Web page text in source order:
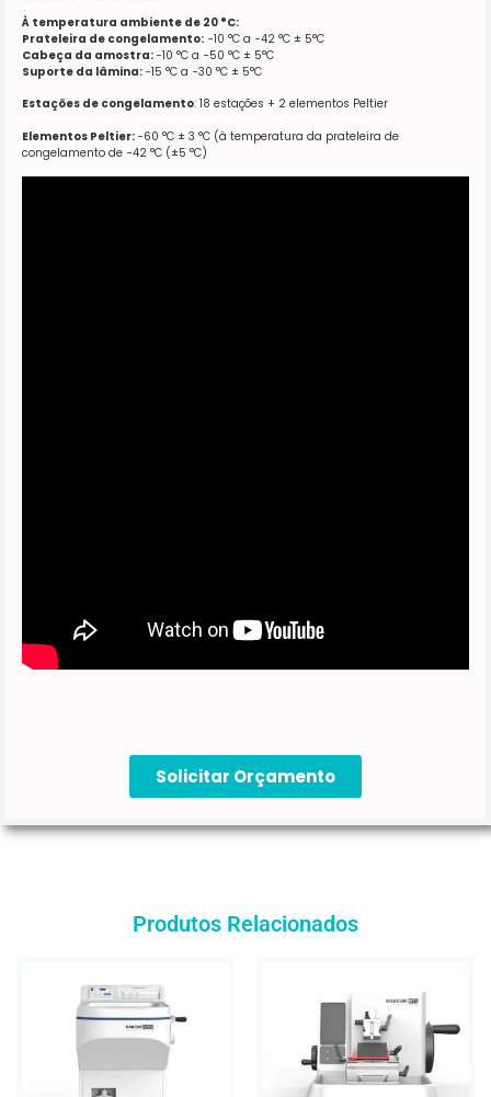
À temperatura ambiente de 20 °C:
Prateleira de congelamento: −10 °C a −42 °C ± 5°C
Cabeça da amostra: −10 °C a −50 °C ± 5°C
Suporte da lâmina: −15 °C a −30 °C ± 5°C
Estações de congelamento: 18 estações + 2 elementos Peltier
Elementos Peltier: −60 °C ± 3 °C (à temperatura da prateleira de
congelamento de −42 °C (±5 °C)
Solicitar Orçamento
Produtos Relacionados